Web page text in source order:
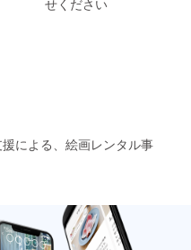
せください
援による、絵画レンタル事